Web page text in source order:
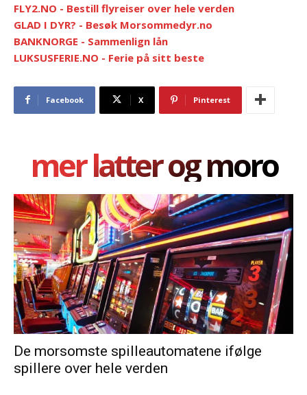
FLY2.NO - Bestill flyreiser over hele verden
GLAD I DYR? - Besøk Morsommedyr.no
BANKNORGE - Sammenlign lån
LUKSUSFERIE.NO - Ferie på sitt beste
Facebook X Pinterest
mer latter og moro
De morsomste spilleautomatene ifølge
spillere over hele verden